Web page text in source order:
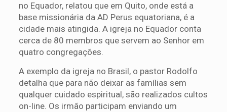
no Equador, relatou que em Quito, onde está a
base missionária da AD Perus equatoriana, é a
cidade mais atingida. A igreja no Equador conta
cerca de 80 membros que servem ao Senhor em
quatro congregações.
A exemplo da igreja no Brasil, o pastor Rodolfo
detalha que para não deixar as famílias sem
qualquer cuidado espiritual, são realizados cultos
on-line. Os irmão participam enviando um